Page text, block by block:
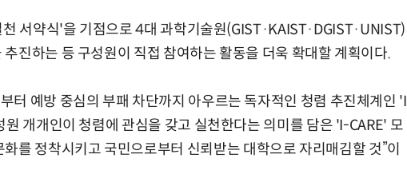
서약식'을 기점으로 4대 과학기술원(GIST·KAIST·DGIST·UNIST)
진하는 등 구성원이 직접 참여하는 활동을 더욱 확대할 계획이다.
터 예방 중심의 부패 차단까지 아우르는 독자적인 청렴 추진체계인 'I
개개인이 청렴에 관심을 갖고 실천한다는 의미를 담은 'I-CARE' 모
를 정착시키고 국민으로부터 신뢰받는 대학으로 자리매김할 것”이